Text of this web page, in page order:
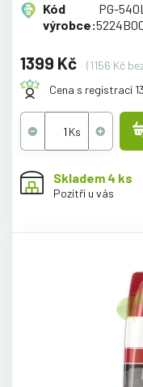
Kód
výrobce:
PG-
1399 Kč
(1156 Kč
Cena s registrací
Skladem 4 ks
Pozítří u vás